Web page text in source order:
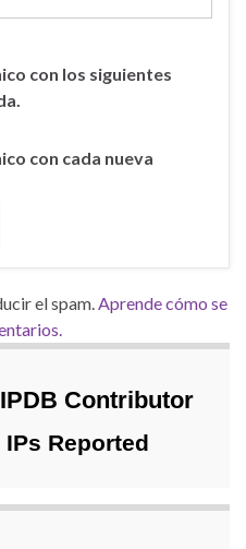
con los siguientes
con cada nueva
el spam. Aprende cómo se